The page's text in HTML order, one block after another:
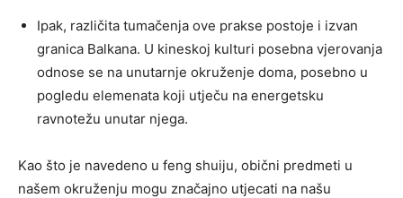
Ipak, različita tumačenja ove prakse postoje i izvan
granica Balkana. U kineskoj kulturi posebna vjerovanja
odnose se na unutarnje okruženje doma, posebno u
pogledu elemenata koji utječu na energetsku
ravnotežu unutar njega.
Kao što je navedeno u feng shuiju, obični predmeti u
našem okruženju mogu značajno utjecati na našu